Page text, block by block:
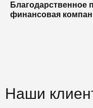
финансовая
Наши